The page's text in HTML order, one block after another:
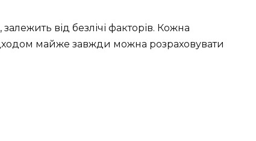
від безлічі факторів. Кожна
майже завжди можна розраховувати